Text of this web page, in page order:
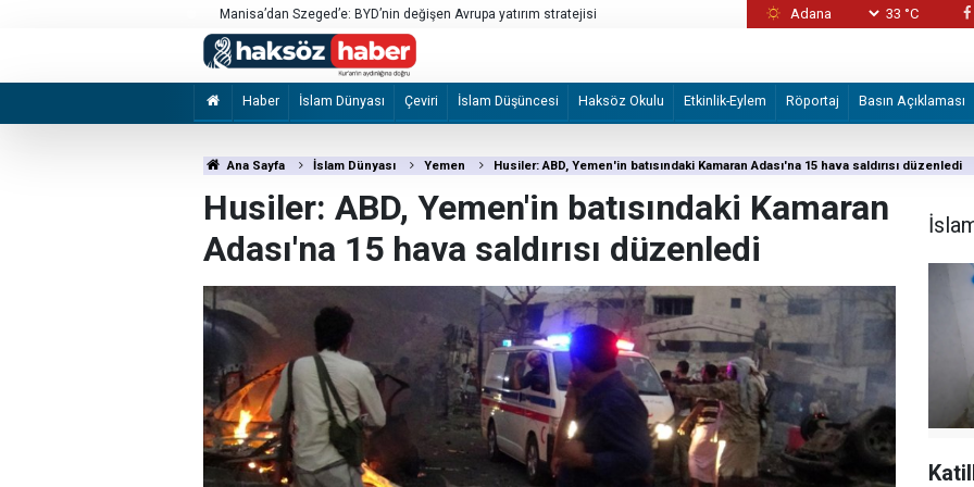
Manisa’dan Szeged’e: BYD’nin değişen Avrupa yatırım stratejisi Katiller önce canlı kalkan olarak kullandı
33 °C
Haber İslam Dünyası Çeviri İslam Düşüncesi Haksöz Okulu Etkinlik-Eylem Röportaj Basın Açıklaması
Ana Sayfa İslam Dünyası Yemen Husiler: ABD, Yemen'in batısındaki Kamaran Adası'na 15 hava saldırısı düzenledi
Husiler: ABD, Yemen'in batısındaki Kamaran
Adası'na 15 hava saldırısı düzenledi